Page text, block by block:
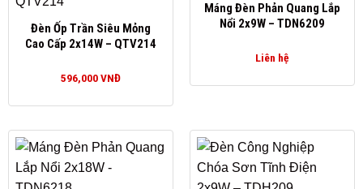
Đèn Ốp Trần Siêu Mỏng
Cao Cấp 2x14W – QTV214
596,000VNĐ
Máng Đèn Phản Quang Lắp
Nổi 2x9W – TDN6209
Liên hệ